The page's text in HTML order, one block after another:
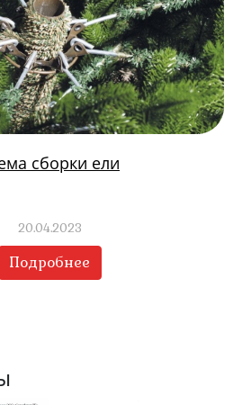
сборки ели
20.04.2023
Подробнее